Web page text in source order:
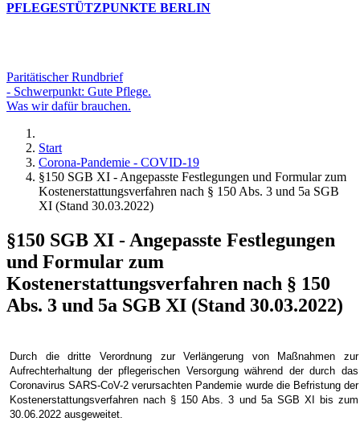
PFLEGESTÜTZPUNKTE BERLIN
Paritätischer Rundbrief
- Schwerpunkt: Gute Pflege.
Was wir dafür brauchen.
Start
Corona-Pandemie - COVID-19
§150 SGB XI - Angepasste Festlegungen und Formular zum
Kostenerstattungsverfahren nach § 150 Abs. 3 und 5a SGB
XI (Stand 30.03.2022)
§150 SGB XI - Angepasste Festlegungen
und Formular zum
Kostenerstattungsverfahren nach § 150
Abs. 3 und 5a SGB XI (Stand 30.03.2022)
Durch die dritte Verordnung zur Verlängerung von Maßnahmen zur
Aufrechterhaltung der pflegerischen Versorgung während der durch das
Coronavirus SARS-CoV-2 verursachten Pandemie wurde die Befristung der
Kostenerstattungsverfahren nach § 150 Abs. 3 und 5a SGB XI bis zum
30.06.2022 ausgeweitet.